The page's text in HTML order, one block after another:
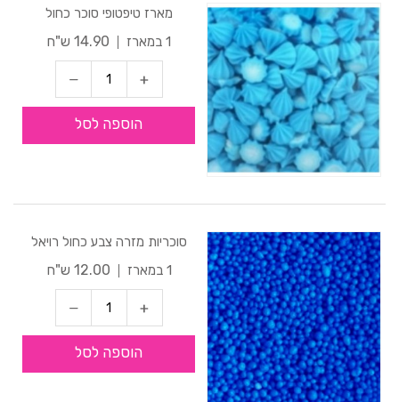
מארז טיפטופי סוכר כחול
1 במארז
14.90 ש"ח
הוספה לסל
סוכריות מזרה צבע כחול רויאל
1 במארז
12.00 ש"ח
הוספה לסל